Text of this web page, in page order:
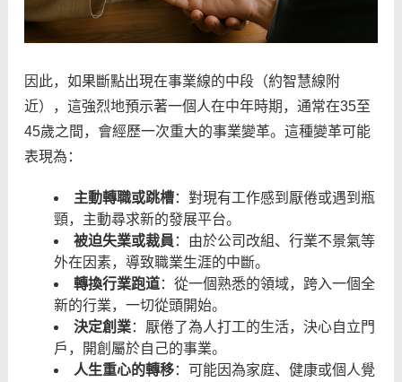
因此，如果斷點出現在事業線的中段（約智慧線附
近），這強烈地預示著一個人在中年時期，通常在35至
45歲之間，會經歷一次重大的事業變革。這種變革可能
表現為：
主動轉職或跳槽：對現有工作感到厭倦或遇到瓶
頸，主動尋求新的發展平台。
被迫失業或裁員 ：由於公司改組、行業不景氣等
外在因素，導致職業生涯的中斷。
轉換行業跑道：從一個熟悉的領域，跨入一個全
新的行業，一切從頭開始。
決定創業：厭倦了為人打工的生活，決心自立門
戶，開創屬於自己的事業。
人生重心的轉移：可能因為家庭、健康或個人覺